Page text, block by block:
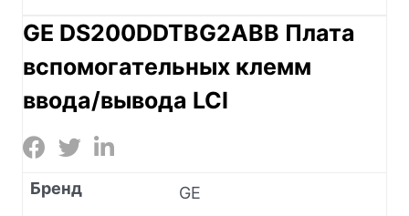
GE DS200DDTBG2ABB Плата
вспомогательных клемм
ввода/вывода LCI
Бренд
GE